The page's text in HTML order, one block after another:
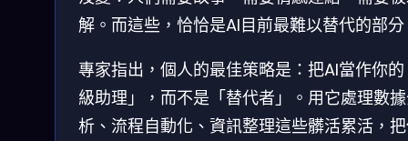
解。而這些，恰恰是AI目前最難以替代的部
專家指出，個人的最佳策略是：把AI當作你
級助理」，而不是「替代者」。用它處理數
析、流程自動化、資訊整理這些髒活累活，